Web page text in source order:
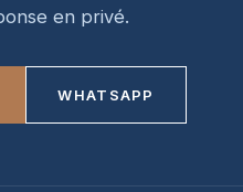
en privé.
WHATSAPP